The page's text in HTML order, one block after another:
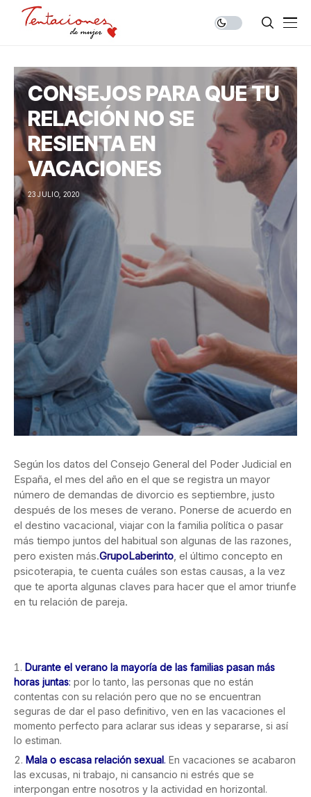
CONSEJOS PARA QUE TU
RELACIÓN NO SE
RESIENTA EN
VACACIONES
23 JULIO, 2020
Según los datos del Consejo General del Poder Judicial en
España, el mes del año en el que se registra un mayor
número de demandas de divorcio es septiembre, justo
después de los meses de verano. Ponerse de acuerdo en
el destino vacacional, viajar con la familia política o pasar
más tiempo juntos del habitual son algunas de las razones,
pero existen más.GrupoLaberinto, el último concepto en
psicoterapia, te cuenta cuáles son estas causas, a la vez
que te aporta algunas claves para hacer que el amor triunfe
en tu relación de pareja.
Durante el verano la mayoría de las familias pasan más
horas juntas: por lo tanto, las personas que no están
contentas con su relación pero que no se encuentran
seguras de dar el paso definitivo, ven en las vacaciones el
momento perfecto para aclarar sus ideas y separarse, si así
lo estiman.
Mala o escasa relación sexual. En vacaciones se acabaron
las excusas, ni trabajo, ni cansancio ni estrés que se
interpongan entre nosotros y la actividad en horizontal.